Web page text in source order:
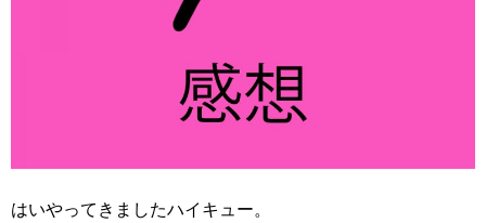
はいやってきましたハイキュー。